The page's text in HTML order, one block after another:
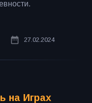
27.02.2024
на Играх